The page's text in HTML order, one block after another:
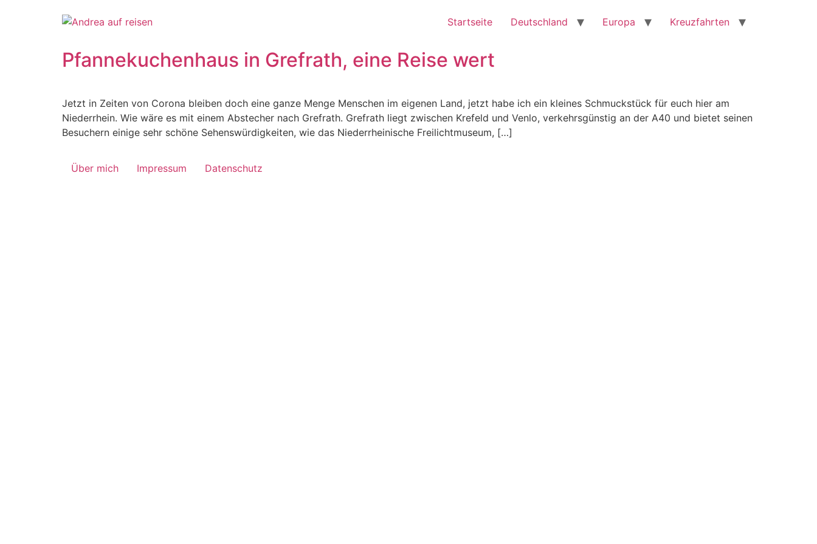
Startseite Deutschland Europa Kreuzfahrten
Pfannekuchenhaus in Grefrath, eine Reise wert
Jetzt in Zeiten von Corona bleiben doch eine ganze Menge Menschen im eigenen Land, jetzt habe ich ein kleines Schmuckstück für euch hier am
Niederrhein. Wie wäre es mit einem Abstecher nach Grefrath. Grefrath liegt zwischen Krefeld und Venlo, verkehrsgünstig an der A40 und bietet seinen
Besuchern einige sehr schöne Sehenswürdigkeiten, wie das Niederrheinische Freilichtmuseum, […]
Über mich Impressum Datenschutz